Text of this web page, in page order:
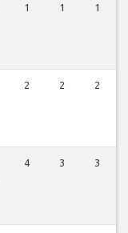
1 1 1
2 2 2
4 3 3